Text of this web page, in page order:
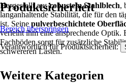
Hergestellt ausrobustem Stahlblech,
langanhaltende Stabilität, die für den
ist. Seine pulverbeschichtete
verleiht ihm eine ansprechende Optik.
Fachböden sorgt für zusätzliche
schwereren Lasten.
Produktsicherheit
Bereich überspringen
Verantwortlich für Produktsicherheit:
Weitere Kategorien